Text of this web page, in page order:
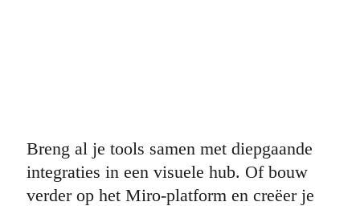
Breng al je tools samen met diepgaande
integraties in een visuele hub. Of bouw
verder op het Miro-platform en creëer je